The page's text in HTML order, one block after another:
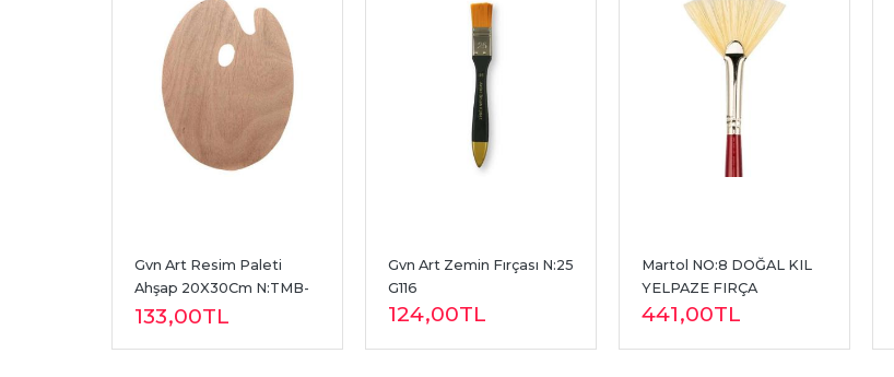
Gvn Art Resim Paleti
Ahşap 20X30Cm N:TMB-
2030
133,00TL
Gvn Art Zemin Fırçası N:25
G116
124,00TL
Martol NO:8 DOĞAL KIL
YELPAZE FIRÇA
441,00TL